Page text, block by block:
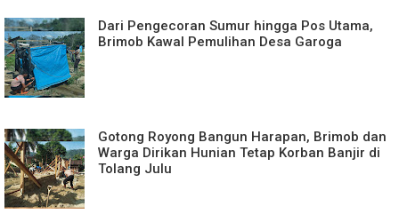
Dari Pengecoran Sumur hingga Pos Utama,
Brimob Kawal Pemulihan Desa Garoga
Gotong Royong Bangun Harapan, Brimob dan
Warga Dirikan Hunian Tetap Korban Banjir di
Tolang Julu